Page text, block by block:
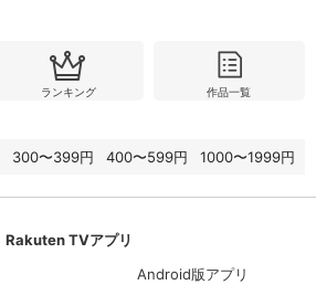
ランキング 作品一覧
300〜399円 400〜599円 1000〜1999円
Rakuten TVアプリ
Android版アプリ